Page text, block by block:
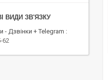
- Дзвінки + Telegram
62